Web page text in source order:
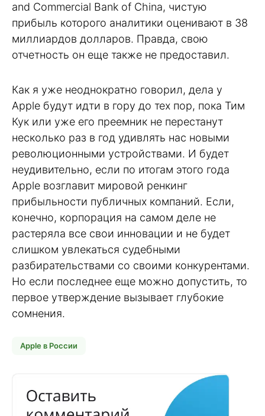
and Commercial Bank of China, чистую
прибыль которого аналитики оценивают в 38
миллиардов долларов. Правда, свою
отчетность он еще также не предоставил.
Как я уже неоднократно говорил, дела у
Apple будут идти в гору до тех пор, пока Тим
Кук или уже его преемник не перестанут
несколько раз в год удивлять нас новыми
революционными устройствами. И будет
неудивительно, если по итогам этого года
Apple возглавит мировой ренкинг
прибыльности публичных компаний. Если,
конечно, корпорация на самом деле не
растеряла все свои инновации и не будет
слишком увлекаться судебными
разбирательствами со своими конкурентами.
Но если последнее еще можно допустить, то
первое утверждение вызывает глубокие
сомнения.
Apple в России